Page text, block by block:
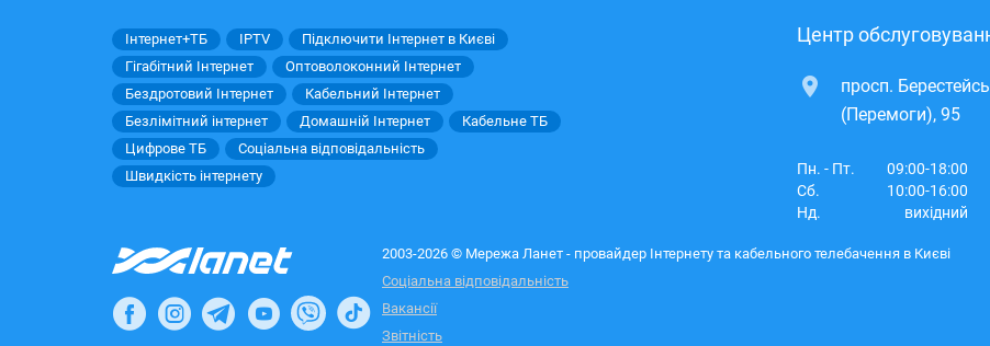
2003-2026 © Мережа Ланет - провайдер Інтернету та кабельного телебачення в Києві
Соціальна відповідальність
Вакансії
Звітність
Центр
просп.
(Перемоги), 95
Пн. - Пт.
09:00-18:00
Сб.
10:00-16:00
Нд.
вихідний
Інтернет+ТБ IPTV
Підключити Інтернет в Києві
Гігабітний Інтернет
Оптоволоконний Інтернет
Бездротовий Інтернет
Кабельний Інтернет
Безлімітний інтернет
Домашній Інтернет
Кабельне ТБ
Цифрове ТБ
Соціальна відповідальність
Швидкість інтернету